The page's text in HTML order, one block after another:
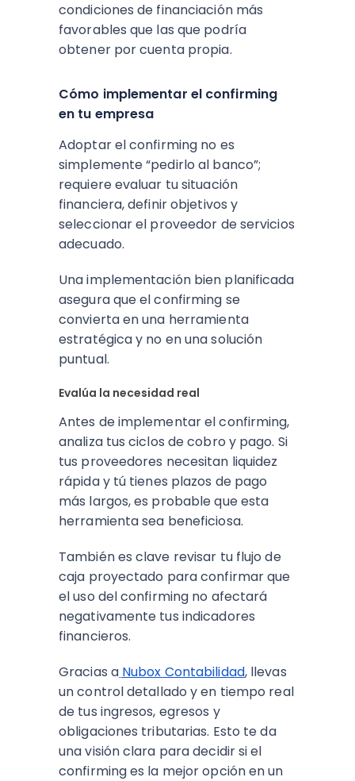
condiciones de financiación más
favorables que las que podría
obtener por cuenta propia.
Cómo implementar el confirming
en tu empresa
Adoptar el confirming no es
simplemente “pedirlo al banco”;
requiere evaluar tu situación
financiera, definir objetivos y
seleccionar el proveedor de servicios
adecuado.
Una implementación bien planificada
asegura que el confirming se
convierta en una herramienta
estratégica y no en una solución
puntual.
Evalúa la necesidad real
Antes de implementar el confirming,
analiza tus ciclos de cobro y pago. Si
tus proveedores necesitan liquidez
rápida y tú tienes plazos de pago
más largos, es probable que esta
herramienta sea beneficiosa.
También es clave revisar tu flujo de
caja proyectado para confirmar que
el uso del confirming no afectará
negativamente tus indicadores
financieros.
Gracias a Nubox Contabilidad, llevas
un control detallado y en tiempo real
de tus ingresos, egresos y
obligaciones tributarias. Esto te da
una visión clara para decidir si el
confirming es la mejor opción en un